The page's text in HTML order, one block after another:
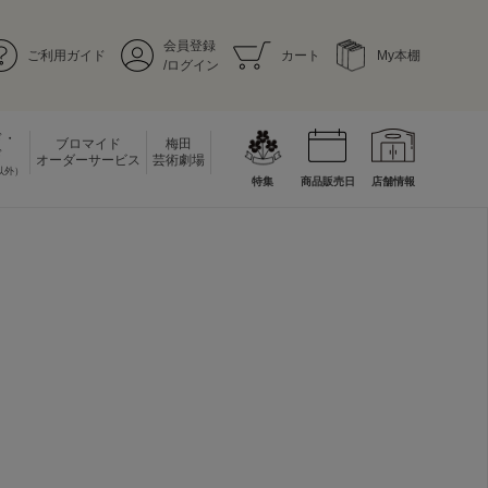
ご利用ガイド
会員登録
/ログイン
カート My本棚
）
ブロマイド
オーダーサービス
梅田
芸術劇場
特集 商品販売日 店舗情報